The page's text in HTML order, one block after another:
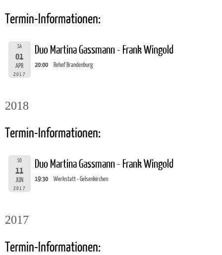
Termin-Informationen:
SA
01
APR
2017
Duo Martina Gassmann - Frank Wingold
20:00 Rehof Brandenburg
2018
Termin-Informationen:
SO
11
JUN
2017
Duo Martina Gassmann - Frank Wingold
19:30 Werkstatt - Gelsenkirchen
2017
Termin-Informationen: